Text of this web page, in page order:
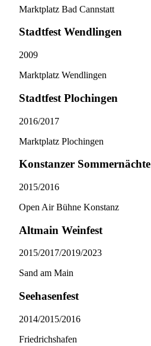
Marktplatz Bad Cannstatt
Stadtfest Wendlingen
2009
Marktplatz Wendlingen
Stadtfest Plochingen
2016/​2017
Marktplatz Plochingen
Konstanzer Sommernächte
2015/​2016
Open Air Bühne Konstanz
Altmain Weinfest
2015/​2017/​2019/​2023
Sand am Main
Seehasenfest
2014/​2015/​2016
Friedrichshafen